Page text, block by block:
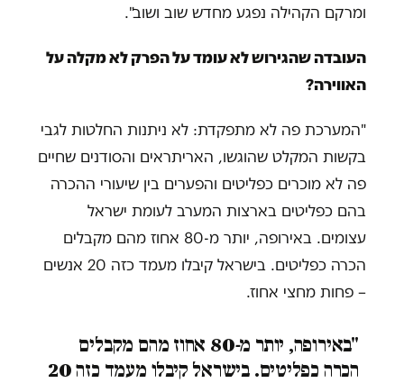
ומרקם הקהילה נפגע מחדש שוב ושוב".
העובדה שהגירוש לא עומד על הפרק לא מקלה על
האווירה?
"המערכת פה לא מתפקדת: לא ניתנות החלטות לגבי
בקשות המקלט שהוגשו, האריתראים והסודנים שחיים
פה לא מוכרים כפליטים והפערים בין שיעורי ההכרה
בהם כפליטים בארצות המערב לעומת ישראל
עצומים. באירופה, יותר מ-80 אחוז מהם מקבלים
הכרה כפליטים. בישראל קיבלו מעמד כזה 20 אנשים
– פחות מחצי אחוז.
"באירופה, יותר מ-80 אחוז מהם מקבלים
הכרה כפליטים. בישראל קיבלו מעמד כזה 20